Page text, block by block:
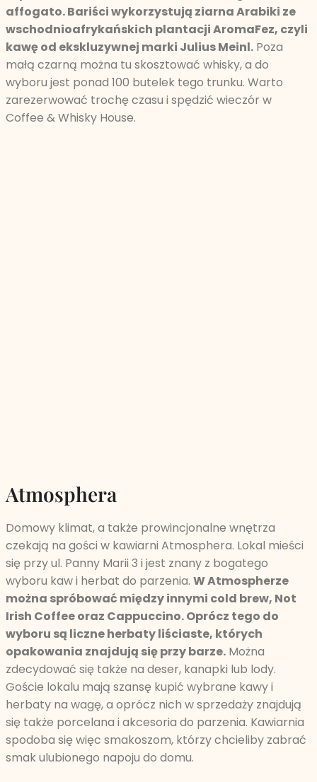
affogato. Bariści wykorzystują ziarna Arabiki ze
wschodnioafrykańskich plantacji AromaFez, czyli
kawę od ekskluzywnej marki Julius Meinl. Poza
małą czarną można tu skosztować whisky, a do
wyboru jest ponad 100 butelek tego trunku. Warto
zarezerwować trochę czasu i spędzić wieczór w
Coffee & Whisky House.
Atmosphera
Domowy klimat, a także prowincjonalne wnętrza
czekają na gości w kawiarni Atmosphera. Lokal mieści
się przy ul. Panny Marii 3 i jest znany z bogatego
wyboru kaw i herbat do parzenia. W Atmospherze
można spróbować między innymi cold brew, Not
Irish Coffee oraz Cappuccino. Oprócz tego do
wyboru są liczne herbaty liściaste, których
opakowania znajdują się przy barze. Można
zdecydować się także na deser, kanapki lub lody.
Goście lokalu mają szansę kupić wybrane kawy i
herbaty na wagę, a oprócz nich w sprzedaży znajdują
się także porcelana i akcesoria do parzenia. Kawiarnia
spodoba się więc smakoszom, którzy chcieliby zabrać
smak ulubionego napoju do domu.